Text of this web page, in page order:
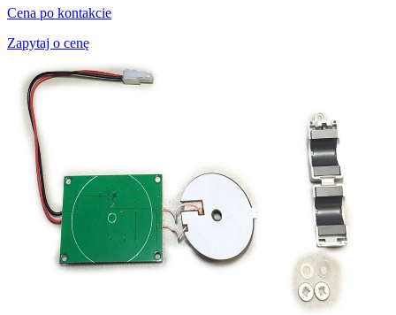
Cena po kontakcie
Zapytaj o cenę